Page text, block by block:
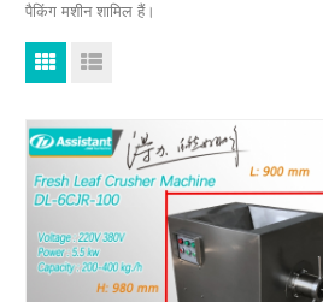
पैकिंग मशीन शामिल हैं।